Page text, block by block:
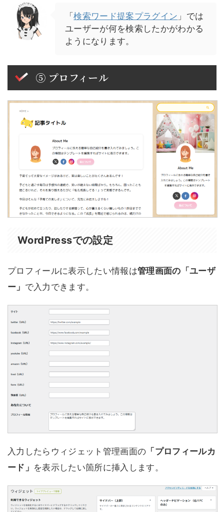
「検索ワード提案プラグイン 」では
ユーザーが何を検索したかがわかる
ようになります。
⑤ プロフィール
WordPressでの設定
プロフィールに表示したい情報は管理画面の「ユーザ
ー」 で入力できます。
入力したらウィジェット管理画面の 「プロフィールカ
ード」 を表示したい箇所に挿入します。